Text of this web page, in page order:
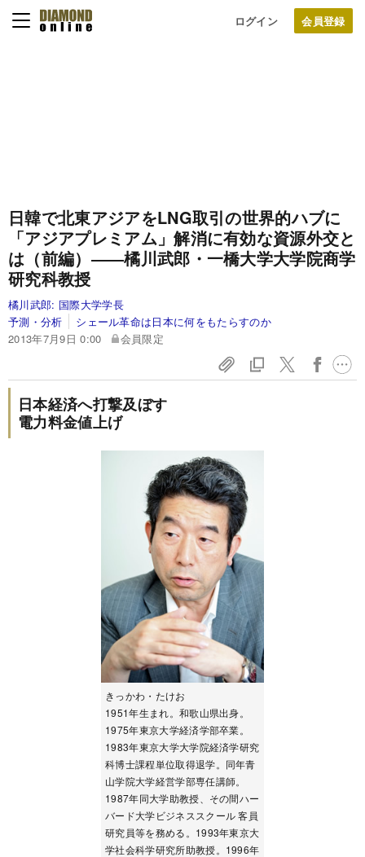
ログイン
日韓で北東アジアをLNG取引の世界的ハブに
「アジアプレミアム」解消に有効な資源外交と
は（前編） ――橘川武郎・一橋大学大学院商学
研究科教授
橘川武郎: 国際大学学長
予測・分析
シェール革命は日本に何をもたらすのか
2013年7月9日 0:00
会員限定
日本経済へ打撃及ぼす
電力料金値上げ
きっかわ・たけお
1951年生まれ。和歌山県出身。
1975年東京大学経済学部卒業。
1983年東京大学大学院経済学研究
科博士課程単位取得退学。同年青
山学院大学経営学部専任講師。
1987年同大学助教授、その間ハー
バード大学ビジネススクール 客員
研究員等を務める。1993年東京大
学社会科学研究所助教授。1996年